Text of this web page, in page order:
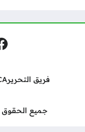
فريق التحرير
جميع الحقوق